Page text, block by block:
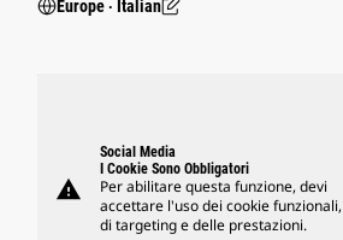
Europe ‧ Italian
warning
Social Media
I Cookie Sono Obbligatori
Per abilitare questa funzione, devi
accettare l'uso dei cookie funzionali,
di targeting e delle prestazioni.